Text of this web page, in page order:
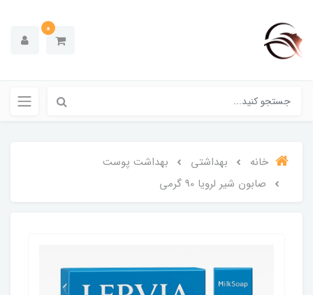
0
خانه بهداشتی
بهداشت پوست
صابون شیر لرویا 90 گرمی